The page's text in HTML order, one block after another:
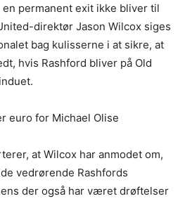
permanent exit ikke bliver til
direktør Jason Wilcox siges
bag kulisserne i at sikre, at
hvis Rashford bliver på Old
euro for Michael Olise
at Wilcox har anmodet om,
vedrørende Rashfords
der også har været drøftelser